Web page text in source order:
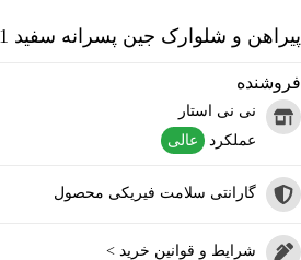
پیراهن و شلوارک جین پسرانه سفید 1 تا 8 سال
فروشنده
نی نی استار
عملکرد
عالی
گارانتی سلامت فیریکی محصول
شرایط و قوانین خرید >